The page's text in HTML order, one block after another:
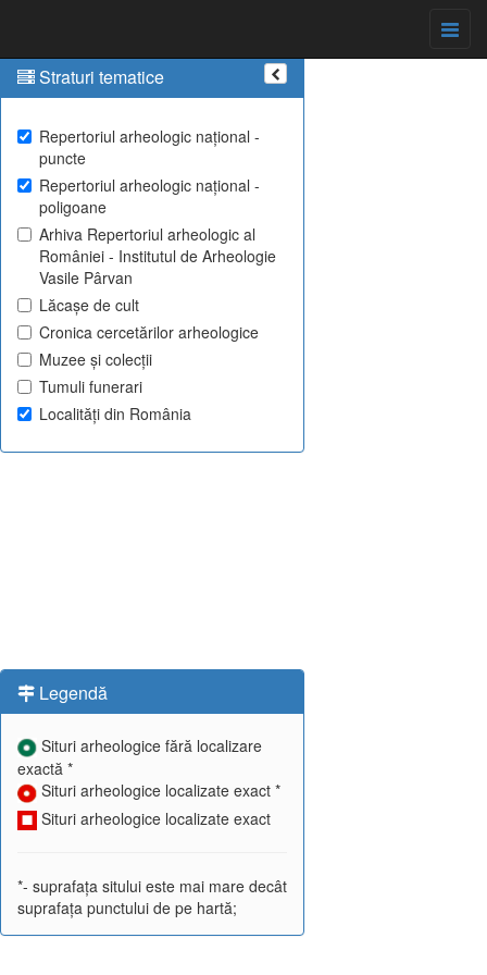
Straturi tematice
Repertoriul arheologic național -
puncte
Repertoriul arheologic național -
poligoane
Arhiva Repertoriul arheologic al
României - Institutul de Arheologie
Vasile Pârvan
Lăcașe de cult
Cronica cercetărilor arheologice
Muzee și colecții
Tumuli funerari
Localități din România
Legendă
Situri arheologice fără localizare
exactă *
Situri arheologice localizate exact *
Situri arheologice localizate exact
*- suprafața sitului este mai mare decât
suprafața punctului de pe hartă;